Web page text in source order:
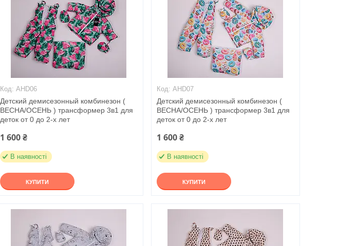
AHD06
Детский демисезонный комбинезон (
ВЕСНА/ОСЕНЬ ) трансформер 3в1 для
деток от 0 до 2-х лет
1 600 ₴
В наявності
КУПИТИ
AHD07
Детский демисезонный комбинезон (
ВЕСНА/ОСЕНЬ ) трансформер 3в1 для
деток от 0 до 2-х лет
1 600 ₴
В наявності
КУПИТИ